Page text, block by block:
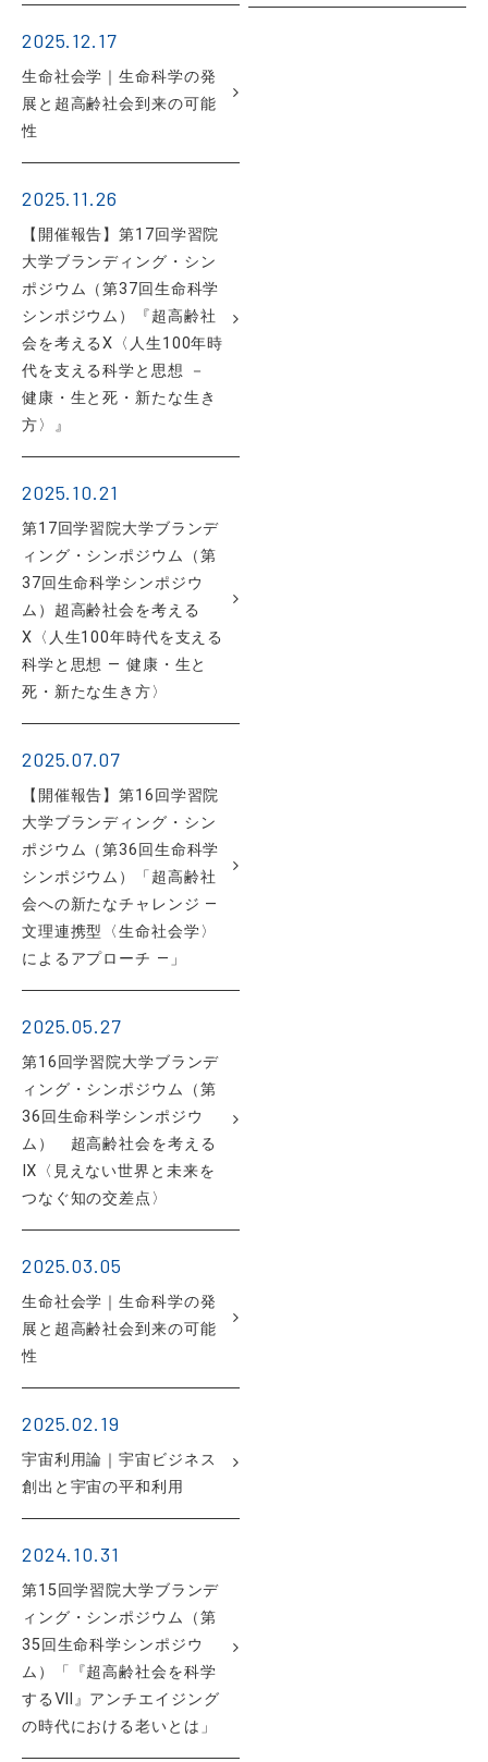
2025.12.17
生命社会学｜生命科学の発
展と超高齢社会到来の可能
性
2025.11.26
【開催報告】第17回学習院
大学ブランディング・シン
ポジウム（第37回生命科学
シンポジウム）『超高齢社
会を考えるⅩ〈人生100年時
代を支える科学と思想 －
健康・生と死・新たな生き
方〉』
2025.10.21
第17回学習院大学ブランデ
ィング・シンポジウム（第
37回生命科学シンポジウ
ム）超高齢社会を考える
Ⅹ〈人生100年時代を支える
科学と思想 ― 健康・生と
死・新たな生き方〉
2025.07.07
【開催報告】第16回学習院
大学ブランディング・シン
ポジウム（第36回生命科学
シンポジウム）「超高齢社
会への新たなチャレンジ ―
文理連携型〈生命社会学〉
によるアプローチ ―」
2025.05.27
第16回学習院大学ブランデ
ィング・シンポジウム（第
36回生命科学シンポジウ
ム） 超高齢社会を考える
Ⅸ〈見えない世界と未来を
つなぐ知の交差点〉
2025.03.05
生命社会学｜生命科学の発
展と超高齢社会到来の可能
性
2025.02.19
宇宙利用論｜宇宙ビジネス
創出と宇宙の平和利用
2024.10.31
第15回学習院大学ブランデ
ィング・シンポジウム（第
35回生命科学シンポジウ
ム）「『超高齢社会を科学
するⅦ』アンチエイジング
の時代における老いとは」